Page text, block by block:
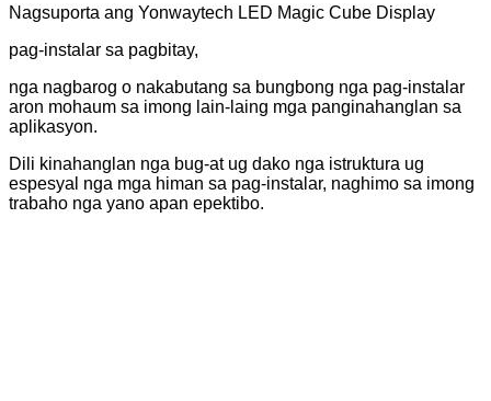
Nagsuporta ang Yonwaytech LED Magic Cube Display
pag-instalar sa pagbitay,
nga nagbarog o nakabutang sa bungbong nga pag-instalar
aron mohaum sa imong lain-laing mga panginahanglan sa
aplikasyon.
Dili kinahanglan nga bug-at ug dako nga istruktura ug
espesyal nga mga himan sa pag-instalar, naghimo sa imong
trabaho nga yano apan epektibo.